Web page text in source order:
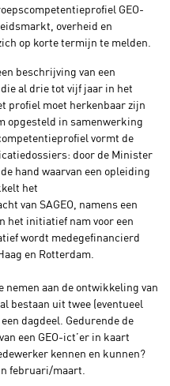
GEO-
overheid en
op korte termijn te melden.
beschrijving van een
al drie tot vijf jaar in het
profiel moet herkenbaar zijn
opgesteld in samenwerking
vormt de
door de Minister
hand waarvan een opleiding
het
van SAGEO, namens een
het initiatief nam voor een
wordt medegefinancierd
en Rotterdam.
nemen aan de ontwikkeling van
bestaan uit twee (eventueel
dagdeel. Gedurende de
een GEO-ict’er in kaart
kennen en kunnen?
februari/maart.